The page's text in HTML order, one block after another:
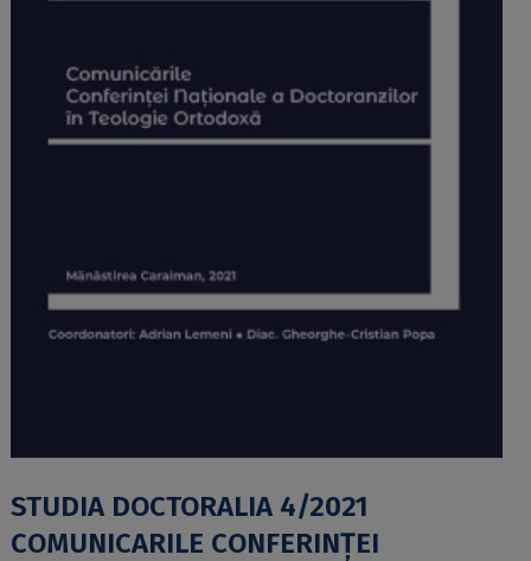
STUDIA DOCTORALIA 4/2021
COMUNICARILE CONFERINȚEI